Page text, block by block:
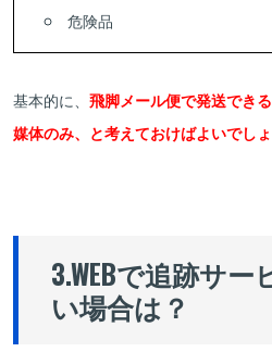
危険品
基本的に、 飛脚メール便で発送でき
媒体のみ、と考えておけばよいでしょ
3.WEBで追跡サ
い場合は？